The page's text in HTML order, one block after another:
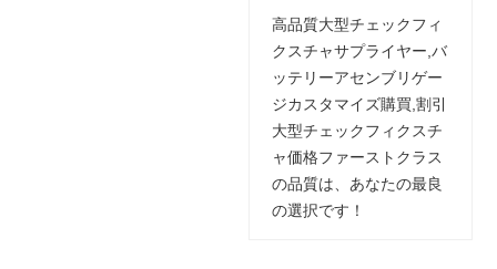
高品質大型チェックフィ
クスチャサプライヤー,バ
ッテリーアセンブリゲー
ジカスタマイズ購買,割引
大型チェックフィクスチ
ャ価格ファーストクラス
の品質は、あなたの最良
の選択です！